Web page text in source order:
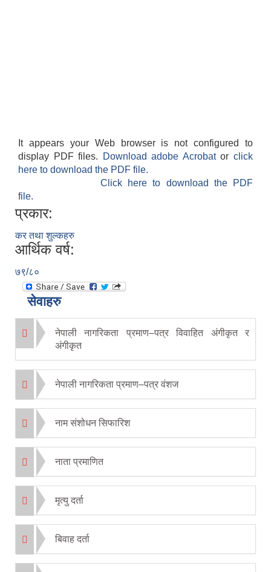
It appears your Web browser is not configured to
display PDF files.
Download adobe Acrobatorclick
here to download the PDF file.
Click here to download the PDF
file.
प्रकार:
कर तथा शुल्कहरु
आर्थिक वर्ष:
७९/८०
सेवाहरु
नेपाली नागरिकता प्रमाण–पत्र विवाहित अंगीकृत र
अंगीकृत
नेपाली नागरिकता प्रमाण–पत्र वंशज
नाम संशोधन सिफारिश
नाता प्रमाणित
मृत्यु दर्ता
बिवाह दर्ता